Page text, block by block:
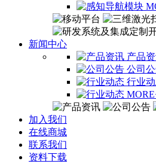
新闻中心
产品
公司
行业
加入我们
在线商城
联系我们
资料下载